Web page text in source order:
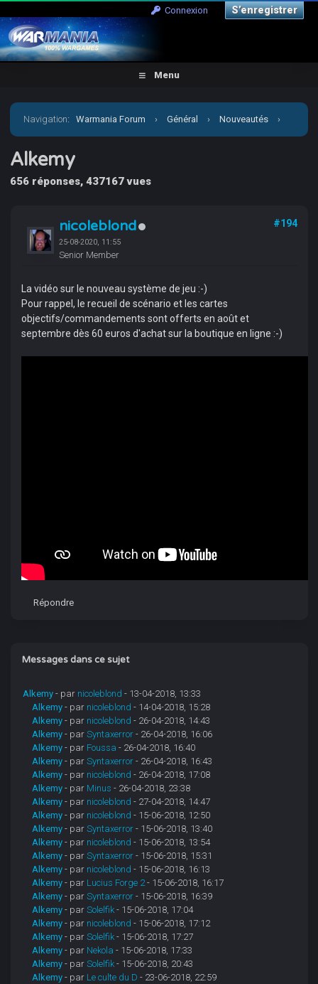
Connexion S’enregistrer
Menu
Navigation:Warmania Forum › Général › Nouveautés ›
Alkemy
Alkemy
656 réponses, 437167 vues
nicoleblond
25-08-2020, 11:55
Senior Member
#194
La vidéo sur le nouveau système de jeu :-)
Pour rappel, le recueil de scénario et les cartes
objectifs/commandements sont offerts en août et
septembre dès 60 euros d'achat sur la boutique en ligne :-)
Répondre
Messages dans ce sujet
Alkemy - par nicoleblond - 13-04-2018, 13:33
Alkemy - par nicoleblond - 14-04-2018, 15:28
Alkemy - par nicoleblond - 26-04-2018, 14:43
Alkemy - parSyntaxerror - 26-04-2018, 16:06
Alkemy - par Foussa - 26-04-2018, 16:40
Alkemy - parSyntaxerror - 26-04-2018, 16:43
Alkemy - par nicoleblond - 26-04-2018, 17:08
Alkemy - par Minus - 26-04-2018, 23:38
Alkemy - par nicoleblond - 27-04-2018, 14:47
Alkemy - par nicoleblond - 15-06-2018, 12:50
Alkemy - parSyntaxerror - 15-06-2018, 13:40
Alkemy - par nicoleblond - 15-06-2018, 13:54
Alkemy - parSyntaxerror - 15-06-2018, 15:31
Alkemy - par nicoleblond - 15-06-2018, 16:13
Alkemy - par Lucius Forge 2- 15-06-2018, 16:17
Alkemy - parSyntaxerror - 15-06-2018, 16:39
Alkemy - parSolelfik - 15-06-2018, 17:04
Alkemy - par nicoleblond - 15-06-2018, 17:12
Alkemy - parSolelfik - 15-06-2018, 17:27
Alkemy - par Nekola - 15-06-2018, 17:33
Alkemy - parSolelfik - 15-06-2018, 20:43
Alkemy - par Le culte du D - 23-06-2018, 22:59